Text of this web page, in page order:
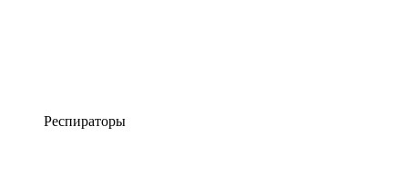
Респираторы